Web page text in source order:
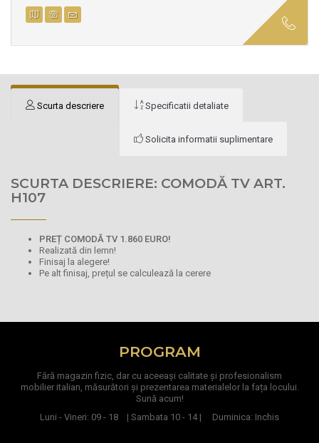
Scurta descriere Specificatii detaliate
Solicita informatii suplimentare
SCURTA DESCRIERE: COMODĂ TV ART.
H107
PREȚ COMODĂ TV 1.860 EURO!
Realizată din lemn!
Finisaj la alegere!
Pe alt finisaj, prețul se calculează la cerere
PROGRAM
Fără magazin fizic, dar cu aceeași calitate și profesionalism
mobilier italian, măsurători și prezentarea materialelor la fața locului.
Sună acum!
Luni - Vineri: 09 - 18 | Sambata 10 - 14 | Duminica: Inchis